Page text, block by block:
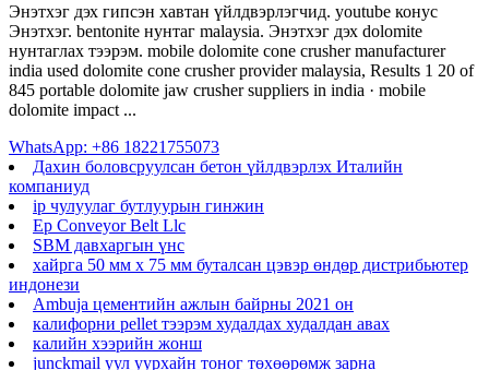
Энэтхэг дэх гипсэн хавтан үйлдвэрлэгчид. youtube конус
Энэтхэг. bentonite нунтаг malaysia. Энэтхэг дэх dolomite
нунтаглах тээрэм. mobile dolomite cone crusher manufacturer
india used dolomite cone crusher provider malaysia, Results 1 20 of
845 portable dolomite jaw crusher suppliers in india · mobile
dolomite impact ...
WhatsApp: +86 18221755073
Дахин боловсруулсан бетон үйлдвэрлэх Италийн
компаниуд
ip чулуулаг бутлуурын гинжин
Ep Conveyor Belt Llc
SBM давхаргын үнс
хайрга 50 мм х 75 мм буталсан цэвэр өндөр дистрибьютер
индонези
Ambuja цементийн ажлын байрны 2021 он
калифорни pellet тээрэм худалдах худалдан авах
калийн хээрийн жонш
junckmail уул уурхайн тоног төхөөрөмж зарна